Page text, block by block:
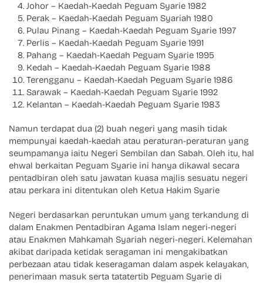
Johor – Kaedah-Kaedah Peguam Syarie 1982
Perak – Kaedah-Kaedah Peguam Syariah 1980
Pulau Pinang – Kaedah-Kaedah Peguam Syarie 1997
Perlis – Kaedah-Kaedah Peguam Syarie 1991
Pahang – Kaedah-Kaedah Peguam Syarie 1995
Kedah – Kaedah-Kaedah Peguam Syarie 1988
Terengganu – Kaedah-Kaedah Peguam Syarie 1986
Sarawak – Kaedah-Kaedah Peguam Syarie 1992
Kelantan – Kaedah-Kaedah Peguam Syarie 1983
Namun terdapat dua (2) buah negeri yang masih tidak
mempunyai kaedah-kaedah atau peraturan-peraturan yang
seumpamanya iaitu Negeri Sembilan dan Sabah. Oleh itu, hal
ehwal berkaitan Peguam Syarie ini hanya dikawal secara
pentadbiran oleh satu jawatan kuasa majlis sesuatu negeri
atau perkara ini ditentukan oleh Ketua Hakim Syarie
Negeri berdasarkan peruntukan umum yang terkandung di
dalam Enakmen Pentadbiran Agama Islam negeri-negeri
atau Enakmen Mahkamah Syariah negeri-negeri. Kelemahan
akibat daripada ketidak seragaman ini mengakibatkan
perbezaan atau tidak keseragaman dalam aspek kelayakan,
penerimaan masuk serta tatatertib Peguam Syarie di